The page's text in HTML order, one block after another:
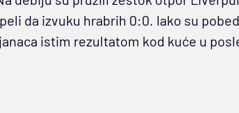
da izvuku hrabrih 0:0. Iako su
istim rezultatom kod kuće u